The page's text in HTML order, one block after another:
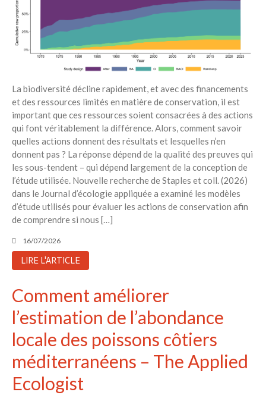
La biodiversité décline rapidement, et avec des financements
et des ressources limités en matière de conservation, il est
important que ces ressources soient consacrées à des actions
qui font véritablement la différence. Alors, comment savoir
quelles actions donnent des résultats et lesquelles n’en
donnent pas ? La réponse dépend de la qualité des preuves qui
les sous-tendent – ​​qui dépend largement de la conception de
l’étude utilisée. Nouvelle recherche de Staples et coll. (2026)
dans le Journal d’écologie appliquée a examiné les modèles
d’étude utilisés pour évaluer les actions de conservation afin
de comprendre si nous […]
16/07/2026
LIRE L'ARTICLE
Comment améliorer
l’estimation de l’abondance
locale des poissons côtiers
méditerranéens – The Applied
Ecologist